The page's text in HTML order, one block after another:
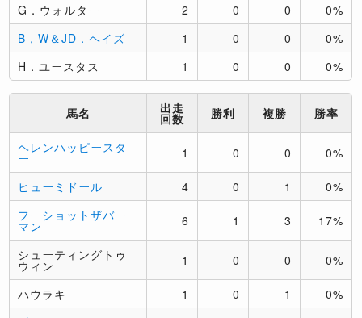
G．ウォルター
2 0 0
0%
B，W＆JD．ヘイズ
1 0 0
0%
H．ユースタス
1 0 0 0%
馬名 出走
回数 勝利 複勝 勝率
ヘレンハッピースタ
ー 1 0 0 0%
ヒューミドール 4 0 1
0%
フーショットザバー
マン 6 1 3 17%
シューティングトゥ
ウィン 1 0 0 0%
ハウラキ 1 0 1
0%